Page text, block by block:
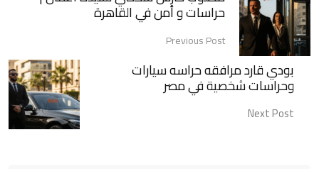
حراسات و أمن في القاهرة
Previous Post
بودي قارد مرافقه حراسه سيارات
وحراسات شخصية في مصر
Next Post